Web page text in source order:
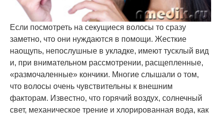
Если посмотреть на секущиеся волосы то сразу
заметно, что они нуждаются в помощи. Жесткие
наощупь, непослушные в укладке, имеют тусклый вид
и, при внимательном рассмотрении, расщепленные,
«размочаленные» кончики. Многие слышали о том,
что волосы очень чувствительны к внешним
факторам. Известно, что горячий воздух, солнечный
свет, механическое трение и хлорированная вода, как